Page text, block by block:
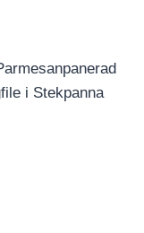
i Stekpanna